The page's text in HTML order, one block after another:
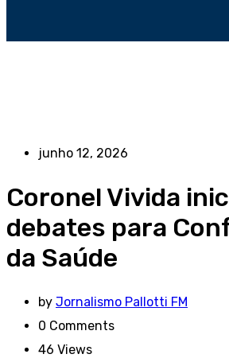
junho 12, 2026
Coronel Vivida
debates para
da Saúde
by Jornalismo Pallotti FM
0 Comments
46 Views